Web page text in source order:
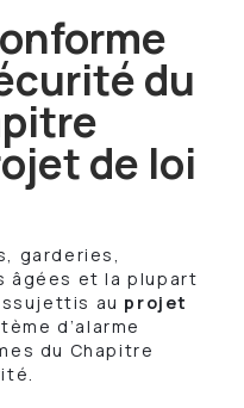
du
de loi
garderies,
âgées et la plupart
au projet
d’alarme
du Chapitre